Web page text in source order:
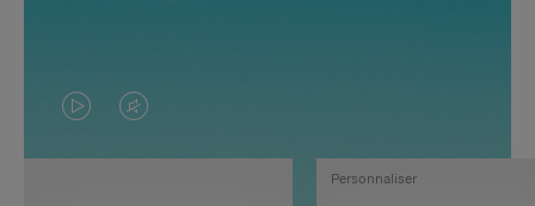
LA
VIDÉO
LE
SON
Personnaliser